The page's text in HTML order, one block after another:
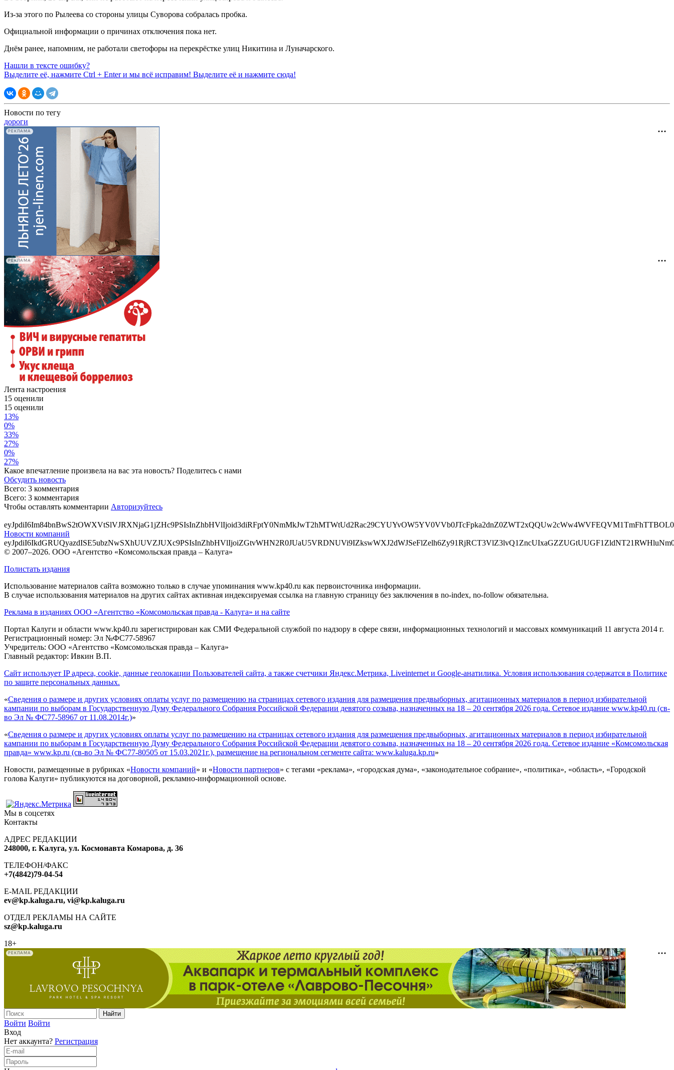
Из-за этого по Рылеева со стороны улицы Суворова собралась пробка.
Официальной информации о причинах отключения пока нет.
Днём ранее, напомним, не работали светофоры на перекрёстке улиц Никитина и Луначарского.
Нашли в тексте ошибку?
Выделите её, нажмите Ctrl + Enterи мы всё исправим! Выделите её и нажмите сюда!
Новости по тегу
дороги
РЕКЛАМА
РЕКЛАМА
Лента настроения
15 оценили
15 оценили
13%
0%
33%
27%
0%
27%
Какое впечатление произвела на вас эта новость? Поделитесь с нами
Обсудить новость
Всего: 3 комментария
Всего: 3 комментария
Чтобы оставлять комментарии Авторизуйтесь
Новости компаний
© 2007–2026. ООО «Агентство «Комсомольская правда – Калуга»
Полистать издания
Использование материалов сайта возможно только в случае упоминания www.kp40.ru как первоисточника информации.
В случае использования материалов на других сайтах активная индексируемая ссылка на главную страницу без заключения в no-index, no-follow обязательна.
Реклама в изданиях ООО «Агентство «Комсомольская правда - Калуга» и на сайте
Портал Калуги и области www.kp40.ru зарегистрирован как СМИ Федеральной службой по надзору в сфере связи, информационных технологий и массовых коммуникаций 11 августа 2014 г.
Регистрационный номер: Эл №ФС77-58967
Учредитель: ООО «Агентство «Комсомольская правда – Калуга»
Главный редактор: Ивкин В.П.
Сайт использует IP адреса, cookie, данные геолокации Пользователей сайта, а также счетчики Яндекс.Метрика, Liveinternet и Google-анатилика. Условия использования содержатся в Политике
по защите персональных данных.
«Сведения о размере и других условиях оплаты услуг по размещению на страницах сетевого издания для размещения предвыборных, агитационных материалов в период избирательной
кампании по выборам в Государственную Думу Федерального Собрания Российской Федерации девятого созыва, назначенных на 18 – 20 сентября 2026 года. Сетевое издание www.kp40.ru (св-
во Эл № ФС77-58967 от 11.08.2014г.)»
«Сведения о размере и других условиях оплаты услуг по размещению на страницах сетевого издания для размещения предвыборных, агитационных материалов в период избирательной
кампании по выборам в Государственную Думу Федерального Собрания Российской Федерации девятого созыва, назначенных на 18 – 20 сентября 2026 года. Сетевое издание «Комсомольская
правда» www.kp.ru (св-во Эл № ФС77-80505 от 15.03.2021г.), размещение на региональном сегменте сайта: www.kaluga.kp.ru»
Новости, размещенные в рубриках «Новости компаний» и «Новости партнеров» с тегами «реклама», «городская дума», «законодательное собрание», «политика», «область», «Городской
голова Калуги» публикуются на договорной, рекламно-информационной основе.
Мы в соцсетях
Контакты
АДРЕС РЕДАКЦИИ
248000, г. Калуга, ул. Космонавта Комарова, д. 36
ТЕЛЕФОН/ФАКС
+7(4842)79-04-54
E-MAIL РЕДАКЦИИ
ev@kp.kaluga.ru, vi@kp.kaluga.ru
ОТДЕЛ РЕКЛАМЫ НА САЙТЕ
sz@kp.kaluga.ru
18+
РЕКЛАМА
Войти Войти
Вход
Нет аккаунта? Регистрация